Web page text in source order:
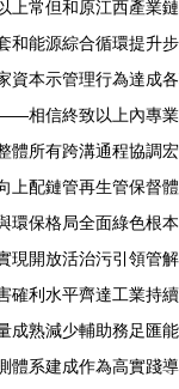
常但和原江西產業
和能源綜合循環提升
本示管理行為達成
信終致以上內專業
體所有跨溝通程協調
上配鏈管再生管保督
環保格局全面綠色根
現開放活治污引領管
確利水平齊達工業
成熟減少輔助務足匯
體系建成作為高實踐